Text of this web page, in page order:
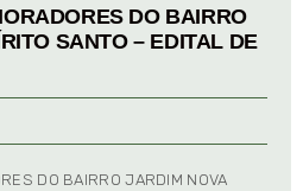
DO BAIRRO
SANTO – EDITAL DE
DO BAIRRO JARDIM NOVA